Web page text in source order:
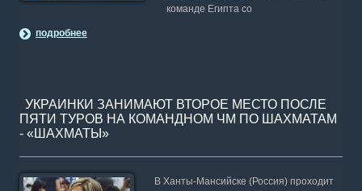
команде Египта со
подробнее
УКРАИНКИ ЗАНИМАЮТ ВТОРОЕ МЕСТО ПОСЛЕ
ПЯТИ ТУРОВ НА КОМАНДНОМ ЧМ ПО ШАХМАТАМ
- «ШАХМАТЫ»
В Ханты-Мансийске (Россия) проходит